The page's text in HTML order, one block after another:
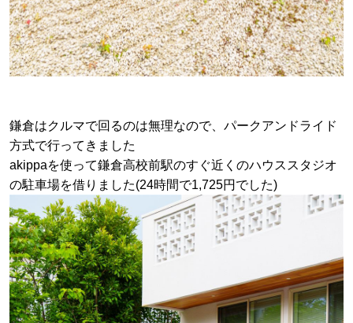
鎌倉はクルマで回るのは無理なので、パークアンドライド
方式で行ってきました
akippaを使って鎌倉高校前駅のすぐ近くのハウススタジオ
の駐車場を借りました(24時間で1,725円でした)